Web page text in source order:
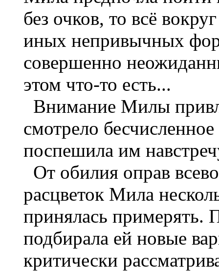
без очков, то всё
иных непривычных
совершенно
этом что-то есть...
Внимание Милы
смотрело
поспешила им
От обилия оправ
расцветок Мила
принялась примерять.
подбирала ей новые
критически